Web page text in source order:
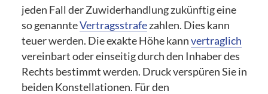
jeden Fall der Zuwiderhandlung zukünftig eine
so genannteVertragsstrafezahlen. Dies kann
teuer werden. Die exakte Höhe kannvertraglich
vereinbart oder einseitig durch den Inhaber des
Rechts bestimmt werden. Druck verspüren Sie in
beiden Konstellationen. Für den